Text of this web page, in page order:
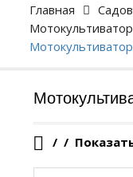
Главная
/